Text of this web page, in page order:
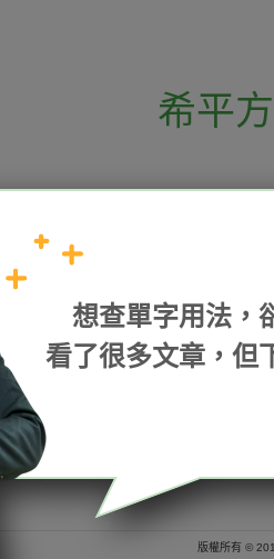
希平方
加入我們 / 追蹤：
版權所有 ©
想查單字用法，
看了很多文章，但